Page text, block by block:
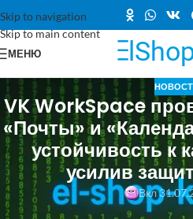
Skip to navigation
Skip to main content
МЕНЮ
VK WorkSpace
«Почты» и
устойчивость к
усилив
Вкл
Интернет Веб-сервисы